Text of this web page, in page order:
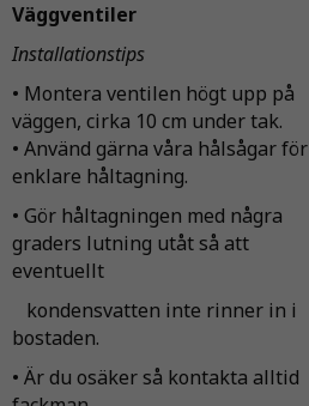
Väggventiler
Installationstips
• Montera ventilen högt upp på
väggen, cirka 10 cm under tak.
• Använd gärna våra hålsågar för
enklare håltagning.
• Gör håltagningen med några
graders lutning utåt så att
eventuellt
kondensvatten inte rinner in i
bostaden.
• Är du osäker så kontakta alltid